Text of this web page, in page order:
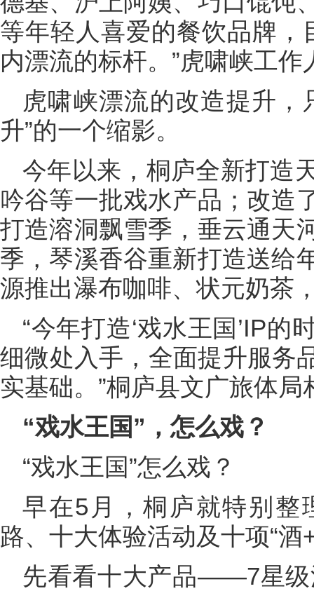
等年轻人喜爱的餐饮品牌，
内漂流的标杆。”虎啸峡工作
虎啸峡漂流的改造提升，
升”的一个缩影。
今年以来，桐庐全新打造
吟谷等一批戏水产品；改造
打造溶洞飘雪季，垂云通天
季，琴溪香谷重新打造送给
源推出瀑布咖啡、状元奶茶
“今年打造‘戏水王国’IP
细微处入手，全面提升服务
实基础。”桐庐县文广旅体
“戏水王国”，怎么戏？
“戏水王国”怎么戏？
早在5月，桐庐就特别整
路、十大体验活动及十项“酒
先看看十大产品——7星级